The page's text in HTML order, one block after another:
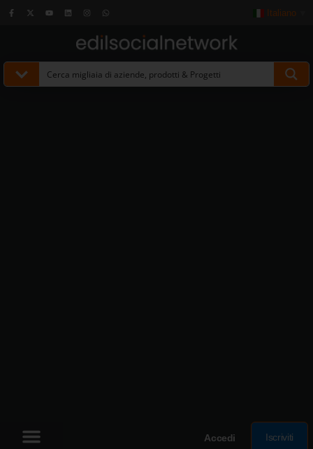
Italiano
Accedi Iscriviti